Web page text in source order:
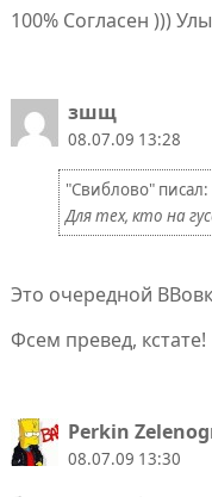
100% Согласен )))
зшщ
08.07.09 13:28
"Свиблово" писал:
Для тех, кто на
Это очередной
Фсем превед, кстате!
Perkin
08.07.09 13:30